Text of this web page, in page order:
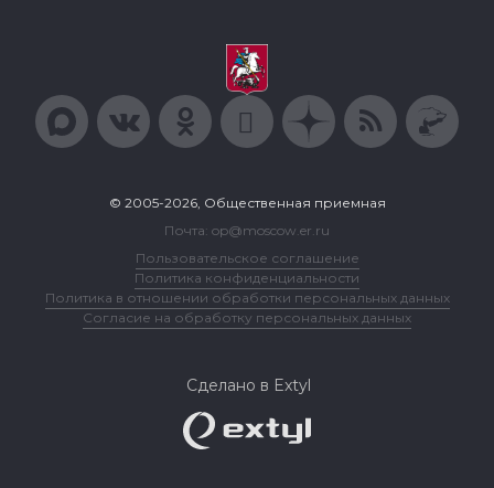
© 2005-2026, Общественная приемная
Почта: op@moscow.er.ru
Пользовательское соглашение
Политика конфиденциальности
Политика в отношении обработки персональных данных
Согласие на обработку персональных данных
Сделано в Extyl